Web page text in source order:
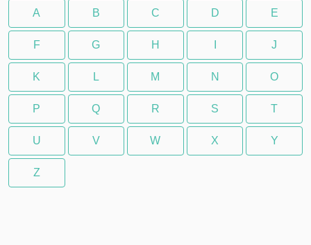
A B C D E
F G H J
K L M N O
P Q R S T
U V W X Y
Z